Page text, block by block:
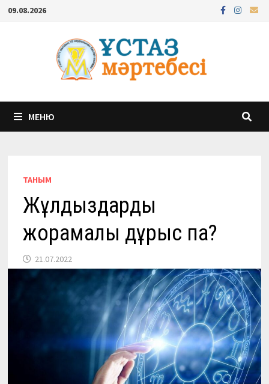
Перейти
содержимому
09.08.2026
МЕНЮ
ТАНЫМ
Жұлдыздардың
жорамалы дұрыс па?
21.07.2022